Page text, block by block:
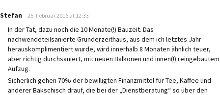
Stefan says:
25. Februar 2016 at 12:33
In der Tat, dazu noch die 10 Monate(!) Bauzeit. Das
nachwendeteilsanierte Gründerzeithaus, aus dem ich letztes Jahr
herauskomplimentiert wurde, wird innerhalb 8 Monaten ähnlich teuer,
aber richtig durchsaniert, mit neuen Balkonen und innen(!) reingebautem
Aufzug.
Sicherlich gehen 70% der bewilligten Finanzmittel für Tee, Kaffee und
anderer Bakschisch drauf, die bei der „Dienstberatung“ so über den